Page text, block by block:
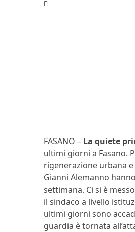
FASANO – La quiete
ultimi giorni a Fasano.
rigenerazione urbana
Gianni Alemanno
settimana. Ci si è
il sindaco a livello
ultimi giorni sono
guardia è tornata